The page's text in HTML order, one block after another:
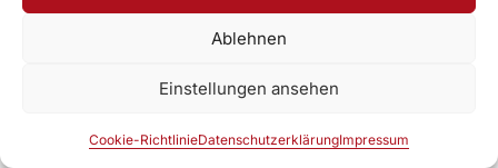
Ablehnen
Einstellungen ansehen
Cookie-RichtlinieDatenschutzerklärungImpressum
Zur DAV Webseite